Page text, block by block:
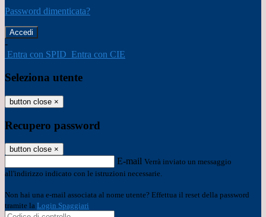
Password dimenticata?
-
Entra con SPID Entra con CIE
Seleziona utente
button close ×
Recupero password
button close ×
E-mail Verrà inviato un messaggio
all'indirizzo indicato con le istruzioni necessarie.
Non hai una e-mail associata al nome utente? Effettua il reset della password
tramite la Login Spaggiari